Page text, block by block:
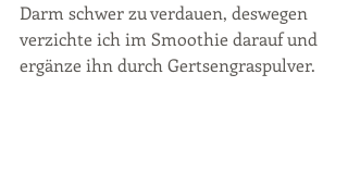
Darm schwer zu verdauen, deswegen
verzichte ich im Smoothie darauf und
ergänze ihn durch Gertsengraspulver.